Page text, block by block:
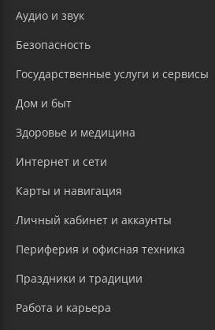
Аудио и звук
Безопасность
Государственные услуги и сервисы
Дом и быт
Здоровье и медицина
Интернет и сети
Карты и навигация
Личный кабинет и аккаунты
Периферия и офисная техника
Праздники и традиции
Работа и карьера